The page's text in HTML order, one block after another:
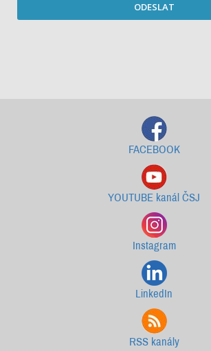
ODESLAT
FACEBOOK
YOUTUBE kanál ČSJ
Instagram
LinkedIn
RSS kanály